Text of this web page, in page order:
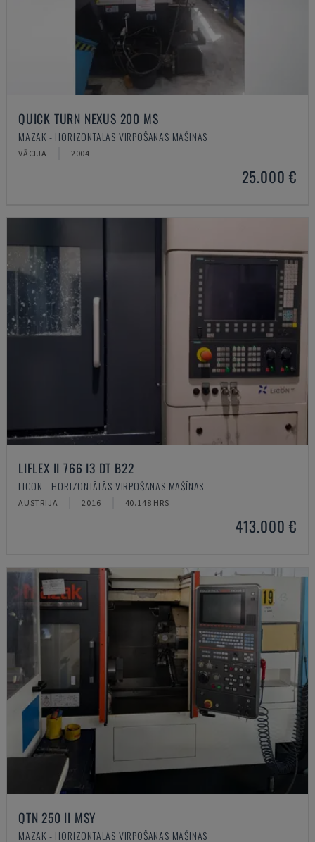
QUICK TURN NEXUS 200 MS
MAZAK - HORIZONTĀLĀS VIRPOŠANAS MAŠĪNAS
VĀCIJA 2004
25.000 €
LIFLEX II 766 I3 DT B22
LICON - HORIZONTĀLĀS VIRPOŠANAS MAŠĪNAS
AUSTRIJA 2016 40.148 HRS
413.000 €
QTN 250 II MSY
MAZAK - HORIZONTĀLĀS VIRPOŠANAS MAŠĪNAS